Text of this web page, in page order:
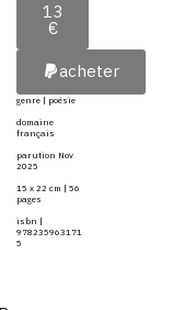
13
€
acheter
genre | poésie
domaine
français
parution Nov
2025
15 x 22 cm | 56
pages
isbn |
978235963171
5